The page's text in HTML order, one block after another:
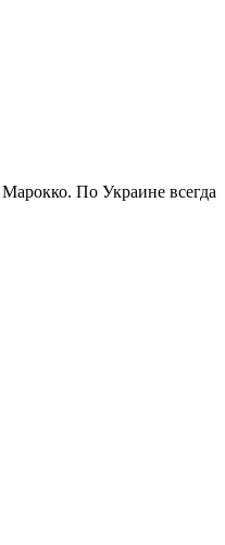
Марокко. По Украине всегда